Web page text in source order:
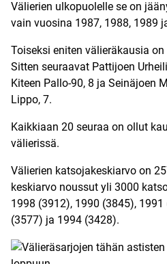
Välierien ulkopuolelle se on
vain vuosina 1987, 1988, 1989
Toiseksi eniten välieräkausia
Sitten seuraavat Pattijoen
Kiteen Pallo-90, 8 ja Seinäjoen
Lippo, 7.
Kaikkiaan 20 seuraa on ollut
välierissä.
Välierien katsojakeskiarvo on
keskiarvo noussut yli 3000
1998 (3912), 1990 (3845),
(3577) ja 1994 (3428).